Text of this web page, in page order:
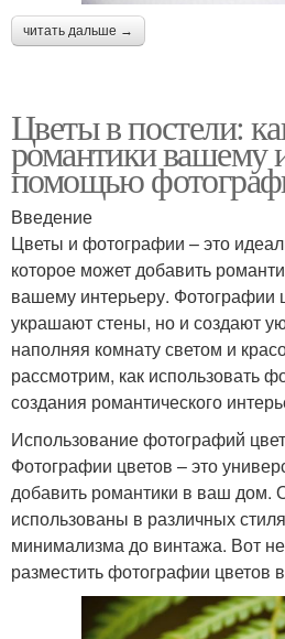
читать дальше →
Цветы в постели:
романтики вашему
помощью
Введение
Цветы и фотографии – это
которое может добавить
вашему интерьеру. Фотографии
украшают стены, но и создают
наполняя комнату светом и
рассмотрим, как использовать
создания романтического
Использование фотографий
Фотографии цветов – это
добавить романтики в ваш дом.
использованы в различных
минимализма до винтажа. Вот
разместить фотографии цветов